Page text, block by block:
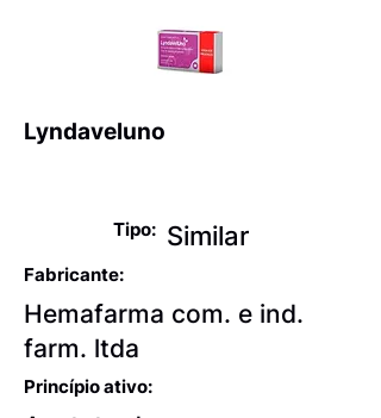
Lyndaveluno
Tipo: Similar
Fabricante:
Hemafarma com. e ind.
farm. ltda
Princípio ativo: